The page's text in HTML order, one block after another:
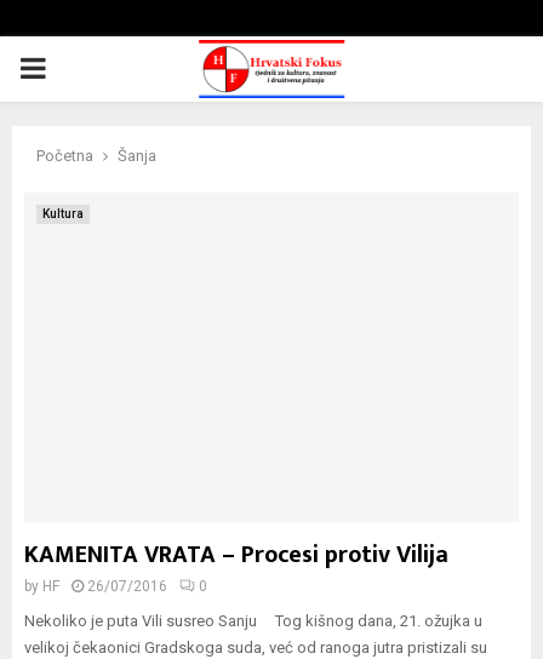
PRIMARY
Početna Šanja
Kultura
KAMENITA VRATA – Procesi protiv Vilija
by HF 26/07/2016 0
Nekoliko je puta Vili susreo Sanju Tog kišnog dana, 21. ožujka u
velikoj čekaonici Gradskoga suda, već od ranoga jutra pristizali su